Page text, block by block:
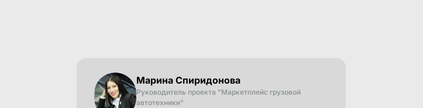
Марина Спиридонова
Руководитель проекта "Маркетплейс грузовой
автотехники"